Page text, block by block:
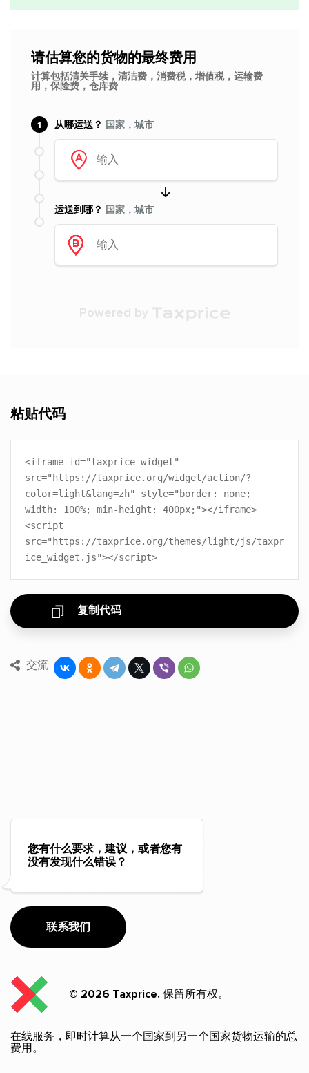
请估算您的货物的最终费用
计算包括清关手续，清洁费，消费税，增值税，运输费
用，保险费，仓库费
1 从哪运送？ 国家，城市
运送到哪？ 国家，城市
Powered by
粘贴代码
<iframe id="taxprice_widget"
src="https://taxprice.org/widget/action/?
color=light&lang=zh" style="border: none;
width: 100%; min-height: 400px;"></iframe>
<script
src="https://taxprice.org/themes/light/js/taxpr
ice_widget.js"></script>
复制代码
交流
您有什么要求，建议，或者您有
没有发现什么错误？
联系我们
© 2026 Taxprice. 保留所有权。
在线服务，即时计算从一个国家到另一个国家货物运输的总
费用。